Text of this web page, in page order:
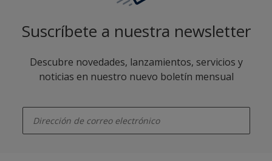
Suscríbete a nuestra newsletter
Descubre novedades, lanzamientos, servicios y
noticias en nuestro nuevo boletín mensual